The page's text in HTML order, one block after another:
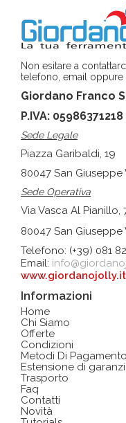
Non esitare a
telefono, email oppure
Giordano Franco
P.IVA: 05986371218
Sede Legale
Piazza Garibaldi, 19
80047 San Giuseppe
Sede Operativa
Via Vasca Al Pianillo,
80047 San Giuseppe
Telefono: (+39) 081
Email:
www.giordanojolly.it
Informazioni
Home
Chi Siamo
Offerte
Condizioni
Metodi Di Pagamento
Estensione di
Trasporto
Faq
Contatti
Novità